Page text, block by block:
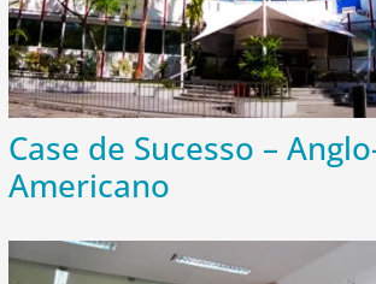
Case de Sucesso –
Americano